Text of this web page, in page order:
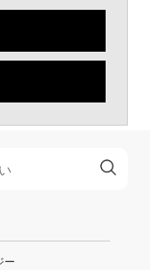
ー